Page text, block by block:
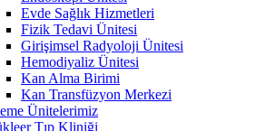
Evde Sağlık Hizmetleri
Fizik Tedavi Ünitesi
Girişimsel Radyoloji Ünitesi
Hemodiyaliz Ünitesi
Kan Alma Birimi
Kan Transfüzyon Merkezi
Ünitelerimiz
Tıp Kliniği